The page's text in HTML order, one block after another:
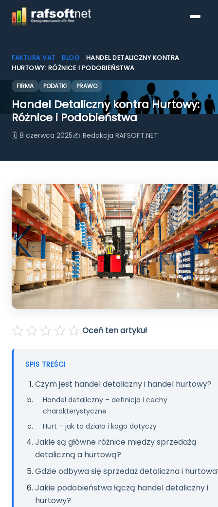
Programy do faktur
Pobierz
Porównanie funkcjonalności
Blog
Pomoc
Polski English
FAKTURA VAT BLOG
HANDEL DETALICZNY KONTRA
HURTOWY: RÓŻNICE I PODOBIEŃSTWA
FIRMA PODATKI PRAWO
Handel Detaliczny kontra Hurtowy:
Różnice i Podobieństwa
🗓 8 czerwca 2025✍ Redakcja RAFSOFT.NET
Oceń ten artykuł
SPIS TREŚCI
Czym jest handel detaliczny i handel hurtowy?
Handel detaliczny – definicja i cechy
charakterystyczne
Hurt – jak to działa i kogo dotyczy
Jakie są główne różnice między sprzedażą
detaliczną a hurtową?
Gdzie odbywa się sprzedaż detaliczna i
Jakie podobieństwa łączą handel detaliczny i
hurtowy?